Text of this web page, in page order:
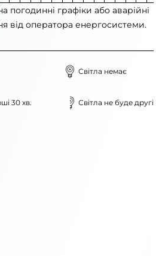
погодинні графіки або аварійні
від оператора енергосистеми.
Світла немає
30 хв. Світла не буде другі